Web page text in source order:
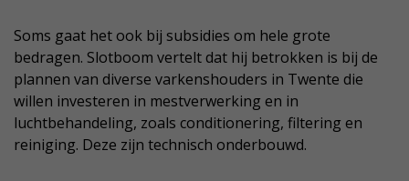
Soms gaat het ook bij subsidies om hele grote
bedragen. Slotboom vertelt dat hij betrokken is bij de
plannen van diverse varkenshouders in Twente die
willen investeren in mestverwerking en in
luchtbehandeling, zoals conditionering, filtering en
reiniging. Deze zijn technisch onderbouwd.